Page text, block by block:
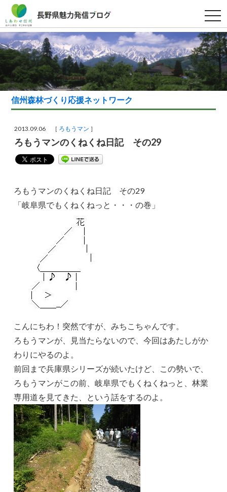
t
o
g
g
l
e
n
a
v
g
i
信州森林づくり応援ネットワーク
2013.09.06 ［ ろもうマン ］
ろもうマンのくねくね日記 その29
ろもうマンのくねくね日記 その29
「岐阜県でもくねくねっと・・・の巻」
こんにちわ！突然ですが、みちこちゃんです。
ろもうマンが、見当たらないので、今回はあたしがか
わりにやるのよ。
前回まで兵庫県シリーズが続いたけど、この勢いで、
ろもうマンがこの前、岐阜県でもくねくねっと、林業
専用道を見てきた、という話をするのよ。